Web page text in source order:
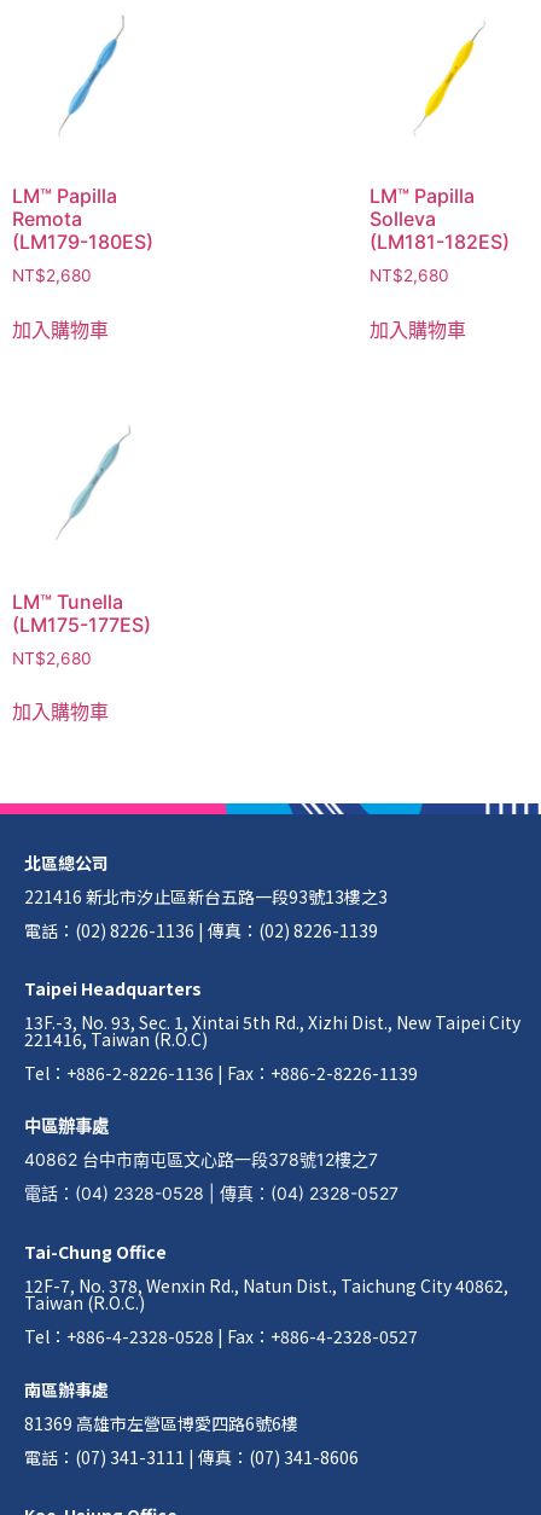
LM™ Papilla
Remota
(LM179-180ES)
NT$2,680
加入購物車
LM™ Papilla
Solleva
(LM181-182ES)
NT$2,680
加入購物車
LM™ Tunella
(LM175-177ES)
NT$2,680
加入購物車
北區總公司
221416 新北市汐止區新台五路一段93號13樓之3
電話：(02) 8226-1136 | 傳真：(02) 8226-1139
Taipei Headquarters
13F.-3, No. 93, Sec. 1, Xintai 5th Rd., Xizhi Dist., New Taipei City
221416, Taiwan (R.O.C)
Tel：+886-2-8226-1136 | Fax：+886-2-8226-1139
中區辦事處
40862 台中市南屯區文心路一段378號12樓之7
電話 ： (04) 2328-0528 傳真 ： (04) 2328-0527
Tai-Chung Office
12F-7, No. 378, Wenxin Rd., Natun Dist., Taichung City 40862,
Taiwan (R.O.C.)
Tel：+886-4-2328-0528 | Fax：+886-4-2328-0527
南區辦事處
81369 高雄市左營區博愛四路6號6樓
電話：(07) 341-3111 | 傳真：(07) 341-8606